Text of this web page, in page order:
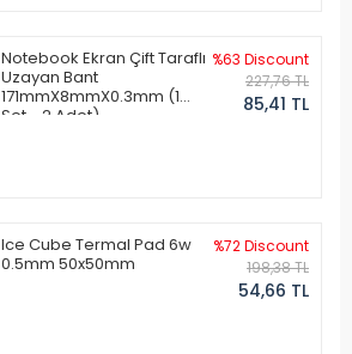
Notebook Ekran Çift Taraflı
Uzayan Bant
171mmX8mmX0.3mm (1
Set - 2 Adet)
%63 Discount
227,76 TL
85,41 TL
Ice Cube Termal Pad 6w
0.5mm 50x50mm
%72 Discount
198,38 TL
54,66 TL